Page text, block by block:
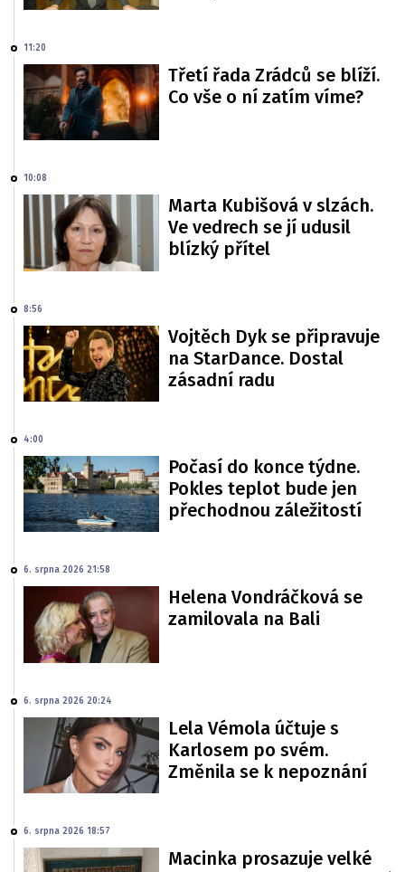
11:20
Třetí řada Zrádců se blíží.
Co vše o ní zatím víme?
10:08
Marta Kubišová v slzách.
Ve vedrech se jí udusil
blízký přítel
8:56
Vojtěch Dyk se připravuje
na StarDance. Dostal
zásadní radu
4:00
Počasí do konce týdne.
Pokles teplot bude jen
přechodnou záležitostí
6. srpna 2026 21:58
Helena Vondráčková se
zamilovala na Bali
6. srpna 2026 20:24
Lela Vémola účtuje s
Karlosem po svém.
Změnila se k nepoznání
6. srpna 2026 18:57
Macinka prosazuje velké